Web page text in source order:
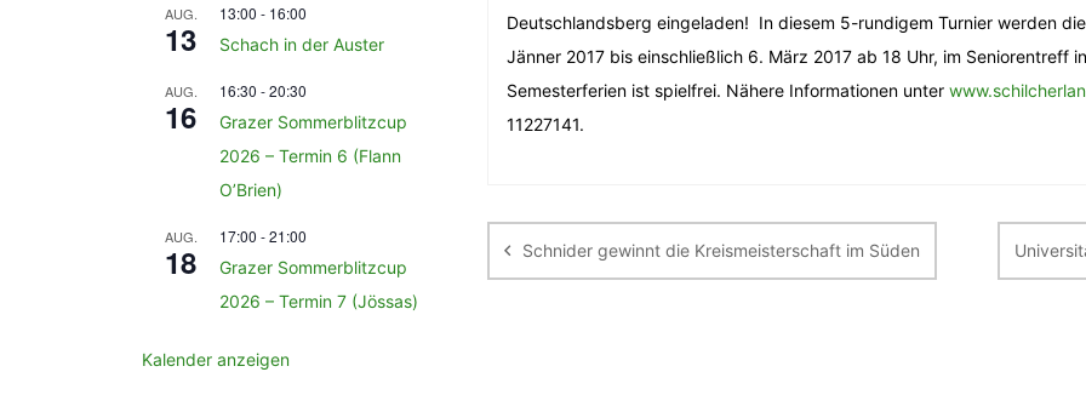
Deutschlandsberg eingeladen! In diesem 5-rundigem Turnier werden
Jänner 2017 bis einschließlich 6. März 2017 ab 18 Uhr, im Seniorentreff
Semesterferien ist spielfrei. Nähere Informationen unter
11227141.
Schnider gewinnt die Kreismeisterschaft im Süden
AUG.
13
13:00 - 16:00
Schach in der Auster
AUG.
16
16:30 -20:30
Grazer Sommerblitzcup
2026 – Termin 6 (Flann
O’Brien)
AUG.
18
17:00 -21:00
Grazer Sommerblitzcup
2026 – Termin 7 (Jössas)
Kalender anzeigen